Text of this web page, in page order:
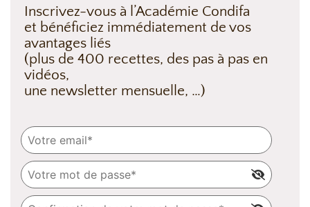
Inscrivez-vous à l’Académie Condifa
et bénéficiez immédiatement de vos
avantages liés
(plus de 400 recettes, des pas à pas en
vidéos,
une newsletter mensuelle, …)